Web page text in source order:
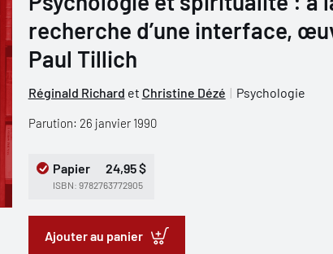
recherche d’une interface,
Paul Tillich
Réginald Richard et Christine Dézé Psychologie
Parution: 26 janvier 1990
Papier 24,95 $
ISBN: 9782763772905
Ajouter au panier